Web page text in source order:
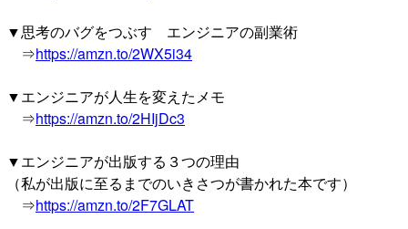
▼思考のバグをつぶす エンジニアの副業術
⇒https://amzn.to/2WX5i34
▼エンジニアが人生を変えたメモ
⇒https://amzn.to/2HIjDc3
▼エンジニアが出版する３つの理由
（私が出版に至るまでのいきさつが書かれた本です）
⇒https://amzn.to/2F7GLAT